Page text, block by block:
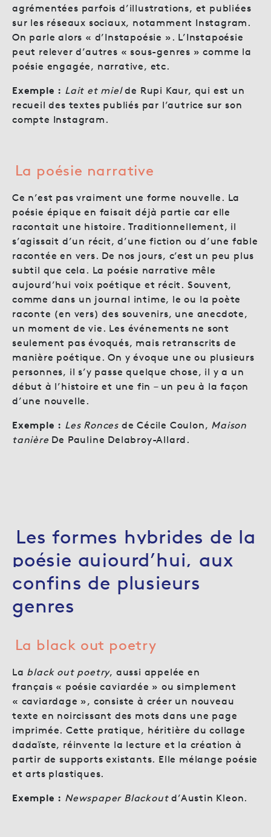
agrémentées parfois d’illustrations, et publiées
sur les réseaux sociaux, notamment Instagram.
On parle alors « d’Instapoésie ». L’Instapoésie
peut relever d’autres « sous-genres » comme la
poésie engagée, narrative, etc.
Exemple : Lait et mielde Rupi Kaur, qui est un
recueil des textes publiés par l’autrice sur son
compte Instagram.
La poésie narrative
Ce n’est pas vraiment une forme nouvelle. La
poésie épique en faisait déjà partie car elle
racontait une histoire. Traditionnellement, il
s’agissait d’un récit, d’une fiction ou d’une fable
racontée en vers. De nos jours, c’est un peu plus
subtil que cela. La poésie narrative mêle
aujourd’hui voix poétique et récit. Souvent,
comme dans un journal intime, le ou la poète
raconte (en vers) des souvenirs, une anecdote,
un moment de vie. Les événements ne sont
seulement pas évoqués, mais retranscrits de
manière poétique. On y évoque une ou plusieurs
personnes, il s’y passe quelque chose, il y a un
début à l’histoire et une fin – un peu à la façon
d’une nouvelle.
Exemple : Les Ronces de Cécile Coulon, Maison
tanière De Pauline Delabroy-Allard.
Les formes hybrides de la
poésie aujourd’hui, aux
confins de plusieurs
genres
La black out poetry
La black out poetry, aussi appelée en
français « poésie caviardée » ou simplement
« caviardage », consiste à créer un nouveau
texte en noircissant des mots dans une page
imprimée. Cette pratique, héritière du collage
dadaïste, réinvente la lecture et la création à
partir de supports existants. Elle mélange poésie
et arts plastiques.
Exemple : Newspaper Blackoutd’Austin Kleon.